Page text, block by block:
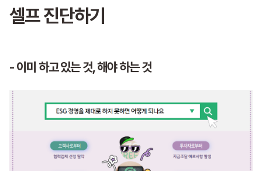
셀프 진단하기
- 이미 하고 있는 것, 해야 하는 것